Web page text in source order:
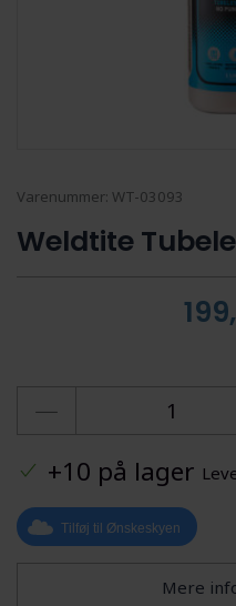
Varenummer: WT-03093
Weldtite
+10 på lager
Tilføj til Ønskeskyen
Mere